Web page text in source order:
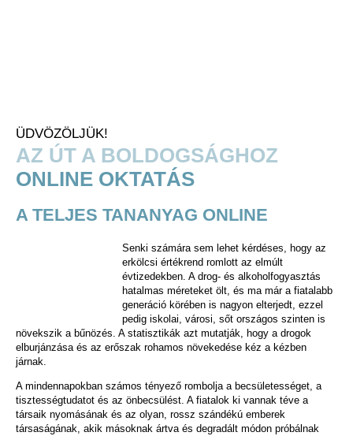
ÜDVÖZÖLJÜK!
AZ ÚT A BOLDOGSÁGHOZ
ONLINE OKTATÁS
A TELJES TANANYAG ONLINE
Senki számára sem lehet kérdéses, hogy az
erkölcsi értékrend romlott az elmúlt
évtizedekben. A drog- és alkoholfogyasztás
hatalmas méreteket ölt, és ma már a fiatalabb
generáció körében is nagyon elterjedt, ezzel
pedig iskolai, városi, sőt országos szinten is
növekszik a bűnözés. A statisztikák azt mutatják, hogy a drogok
elburjánzása és az erőszak rohamos növekedése kéz a kézben
járnak.
A mindennapokban számos tényező rombolja a becsületességet, a
tisztességtudatot és az önbecsülést. A fiatalok ki vannak téve a
társaik nyomásának és az olyan, rossz szándékú emberek
társaságának, akik másoknak ártva és degradált módon próbálnak